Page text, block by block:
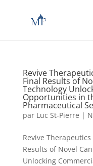
Revive
Final Results of
Technology
Opportunities in
Pharmaceutical
par Luc St-Pierre |
Revive
Results of Novel
Unlocking